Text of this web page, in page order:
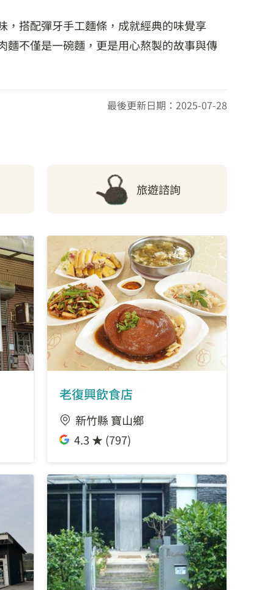
，搭配彈牙手工麵條，成就經典的味覺享
麵不僅是一碗麵，更是用心熬製的故事與傳
最後更新日期：2025-07-28
旅遊諮詢
老復興飲食店
新竹縣 寶山鄉
4.3 ★ (797)